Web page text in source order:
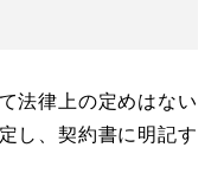
法律上の定めはない
し、契約書に明記す